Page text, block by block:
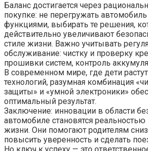
Баланс достигается через
покупке: не перегружать
функциями, выбирать те решения,
действительно увеличивают
стиле жизни. Важно учитывать
обслуживание: чистку и проверку
прошивки систем, контроль
В современном мире, где дети
технологий, разумная комбинация
защиты» и «умной электроники»
оптимальный результат.
Заключение: инновации в области
автомобиле становятся
жизни. Они помогают родителям
повысить уверенность и сделать